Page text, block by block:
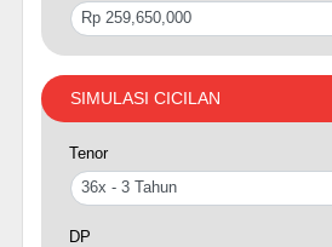
SIMULASI CICILAN
Tenor
DP